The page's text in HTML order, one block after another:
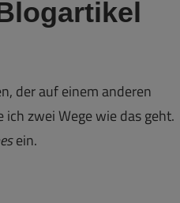
der auf einem anderen
zwei Wege wie das geht.
ein.